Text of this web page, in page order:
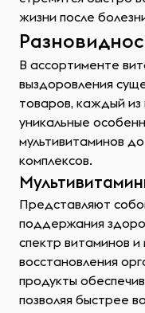
жизни после
В ассортименте
выздоровления
товаров, каждый
уникальные
мультивитаминов
комплексов.
Представляют
поддержания
спектр витаминов
восстановления
продукты
позволяя быстрее